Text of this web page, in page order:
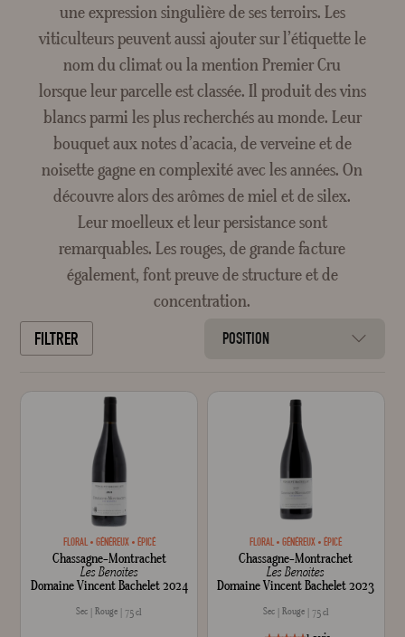
une expression singulière de ses terroirs. Les
viticulteurs peuvent aussi ajouter sur l’étiquette le
nom du climat ou la mention Premier Cru
lorsque leur parcelle est classée. Il produit des vins
blancs parmi les plus recherchés au monde. Leur
bouquet aux notes d’acacia, de verveine et de
noisette gagne en complexité avec les années. On
découvre alors des arômes de miel et de silex.
Leur moelleux et leur persistance sont
remarquables. Les rouges, de grande facture
également, font preuve de structure et de
concentration.
FILTRER
POSITION
FLORAL GÉNÉREUX ÉPICÉ
Chassagne-Montrachet
Les Benoites
Domaine Vincent Bachelet 2024
Sec Rouge 75 cl
FLORAL GÉNÉREUX ÉPICÉ
Chassagne-Montrachet
Les Benoites
Domaine Vincent Bachelet 2023
Sec Rouge 75 cl